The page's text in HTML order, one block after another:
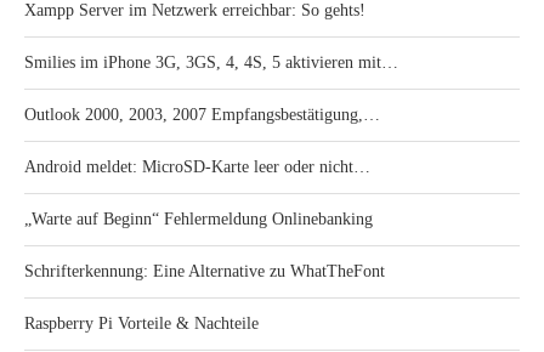
Xampp Server im Netzwerk erreichbar: So gehts!
Smilies im iPhone 3G, 3GS, 4, 4S, 5 aktivieren mit…
Outlook 2000, 2003, 2007 Empfangsbestätigung,…
Android meldet: MicroSD-Karte leer oder nicht…
„Warte auf Beginn“ Fehlermeldung Onlinebanking
Schrifterkennung: Eine Alternative zu WhatTheFont
Raspberry Pi Vorteile & Nachteile